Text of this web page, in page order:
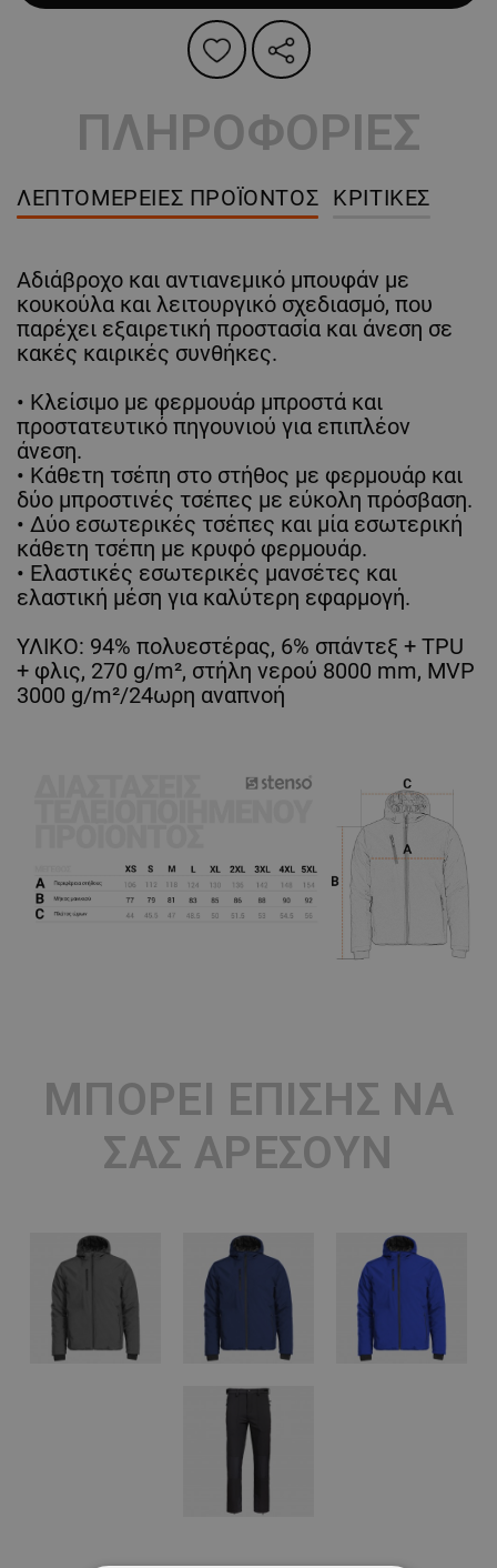
ΠΛΗΡΟΦΟΡΙΕΣ
ΛΕΠΤΟΜΈΡΕΙΕΣ ΠΡΟΪΌΝΤΟΣ ΚΡΙΤΙΚΈΣ
Αδιάβροχο και αντιανεμικό μπουφάν με
κουκούλα και λειτουργικό σχεδιασμό, που
παρέχει εξαιρετική προστασία και άνεση σε
κακές καιρικές συνθήκες.
• Κλείσιμο με φερμουάρ μπροστά και
προστατευτικό πηγουνιού για επιπλέον
άνεση.
• Κάθετη τσέπη στο στήθος με φερμουάρ και
δύο μπροστινές τσέπες με εύκολη πρόσβαση.
• Δύο εσωτερικές τσέπες και μία εσωτερική
κάθετη τσέπη με κρυφό φερμουάρ.
• Ελαστικές εσωτερικές μανσέτες και
ελαστική μέση για καλύτερη εφαρμογή.
ΥΛΙΚΟ: 94% πολυεστέρας, 6% σπάντεξ + TPU
+ φλις, 270 g/m², στήλη νερού 8000 mm, MVP
3000 g/m²/24ωρη αναπνοή
ΜΠΟΡΕΊ ΕΠΊΣΗΣ ΝΑ
ΣΑΣ ΑΡΈΣΟΥΝ